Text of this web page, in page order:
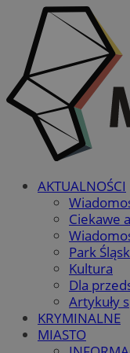
AKTUALNOŚCI
Ciekawe
Park
Kultura
Dla
Artykuły
KRYMINALNE
MIASTO